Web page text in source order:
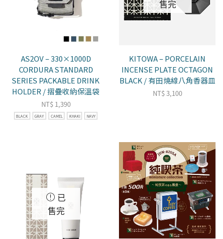
AS2OV – 330×1000D
CORDURA STANDARD
SERIES PACKABLE DRINK
HOLDER / 摺疊收納保溫袋
NT$1,390
BLACK GRAY CAMEL KHAKI NAVY
售完
KITOWA – PORCELAIN
INCENSE PLATE OCTAGON
BLACK / 有田燒線八角香器皿
NT$3,100
已
售完